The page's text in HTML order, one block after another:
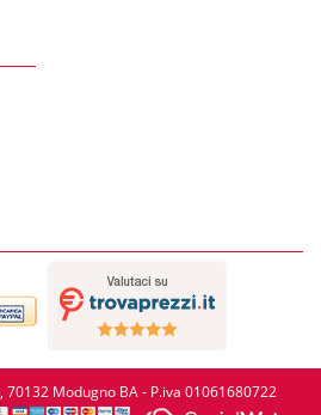
Modugno BA - P.iva 01061680722